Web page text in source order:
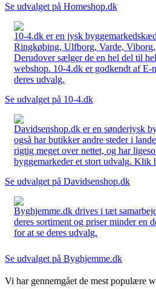
Se udvalget på Homeshop.dk
10-4.dk er en jysk
Ringkøbing, Ulfborg, Varde,
Derudover sælger de en hel del til
webshop. 10-4.dk er godkendt af
deres udvalg.
Se udvalget på 10-4.dk
Davidsenshop.dk er en sønderjysk
også har butikker andre steder i
rigtig meget over nettet, og har
byggemarkeder et stort udvalg. Klik
Se udvalget på Davidsenshop.dk
Byghjemme.dk drives i tæt
deres sortiment og priser minder en
for at se deres udvalg.
Se udvalget på Byghjemme.dk
Vi har gennemgået de mest populære